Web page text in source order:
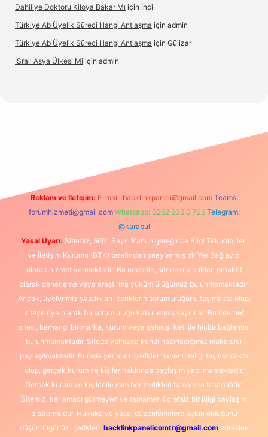
Dahiliye Doktoru Kiloya Bakar Mı için İnci
Türkiye Ab Üyelik Süreci Hangi Antlaşma için admin
Türkiye Ab Üyelik Süreci Hangi Antlaşma için Gülizar
İSrail Asya Ülkesi Mi için admin
Reklam ve İletişim: E-mail: backlinkpaneli@gmail.com Teams:
forumhizmeti@gmail.com Whatsapp: 0262 606 0 726 Telegram:
@karabul
Yasal Uyarı: Sitemiz, 5651 Sayılı Kanun gereğince Bilgi Teknolojileri
ve İletişim Kurumu (BTK) tarafından onaylanmış bir Yer Sağlayıcı
olarak hizmet vermektedir. Bu nedenle, sitedeki içerikleri proaktif
olarak denetleme veya araştırma yükümlülüğümüz bulunmamaktadır.
Ancak, üyelerimiz yazdıkları içeriklerin sorumluluğunu taşımakta olup,
siteye üye olarak bu sorumluluğu kabul etmiş sayılırlar. Bu internet
sitesi, herhangi bir marka, kurum veya şahıs şirketi ile hiçbir bağlantısı
bulunmamaktadır. Sitede yalnızca kendi hazırladığımız makaleler
paylaşılmaktadır. Burada yer alan içerikler haber niteliği taşımamakta
olup, gerçek kurum ve kişiler hakkında paylaşım yapılmamaktadır.
Gerçek kurum ve kişiler ile isim benzerlikleri tamamen tesadüfidir.
Sitemiz, kar amacı gütmeyen ve tamamen ücretsiz bir bilgi paylaşım
platformudur. Hukuka ve yasal düzenlemelere aykırı olduğunu
düşündüğünüz içerikleri, backlinkpanelicomtr@gmail.comadresine